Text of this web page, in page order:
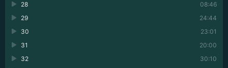
08:46
28
24:44
29
23:01
30
20:00
31
30:10
32